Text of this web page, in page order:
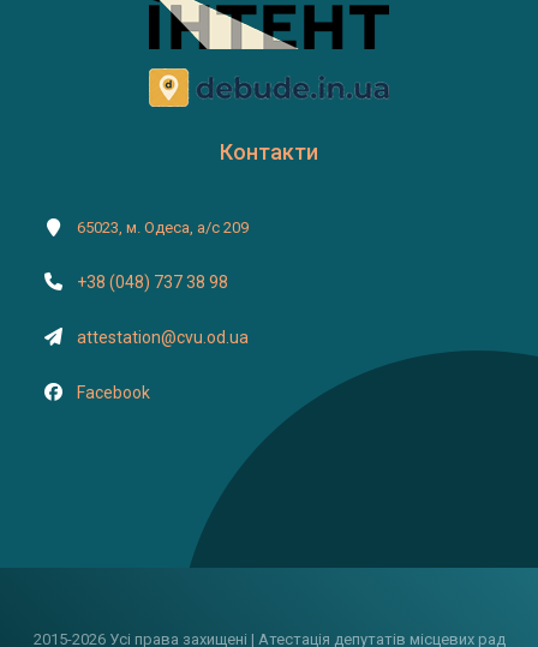
Контакти
65023, м. Одеса, а/с 209
+38 (048) 737 38 98
attestation@cvu.od.ua
Facebook
2015-2026 Усі права захищені | Атестація депутатів місцевих рад